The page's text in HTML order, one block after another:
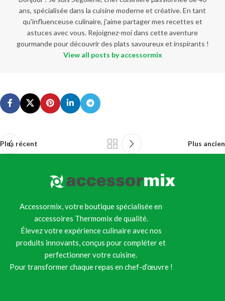
ans, spécialisée dans la cuisine moderne et créative. En tant
qu'influenceuse culinaire, j'aime partager mes recettes et
astuces avec vous. Rejoignez-moi dans cette aventure
gourmande pour découvrir des plats savoureux et inspirants !
View all posts by accessormix
Plus récent Plus ancien
Accessormix, votre boutique spécialisée en
accessoires Thermomix de qualité.
Élevez votre expérience culinaire avec nos
produits innovants, conçus pour compléter et
perfectionner votre cuisine.
Pour transformer chaque repas en chef-d’œuvre !